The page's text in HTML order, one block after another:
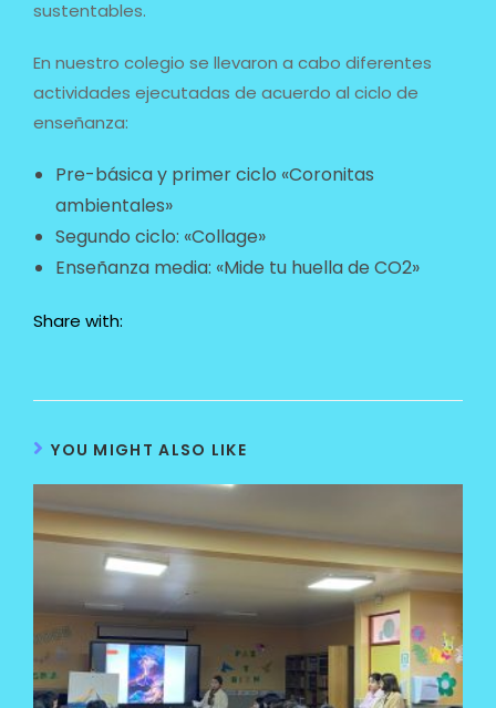
sustentables.
En nuestro colegio se llevaron a cabo diferentes
actividades ejecutadas de acuerdo al ciclo de
enseñanza:
Pre-básica y primer ciclo «Coronitas
ambientales»
Segundo ciclo: «Collage»
Enseñanza media: «Mide tu huella de CO2»
Share with:
YOU MIGHT ALSO LIKE